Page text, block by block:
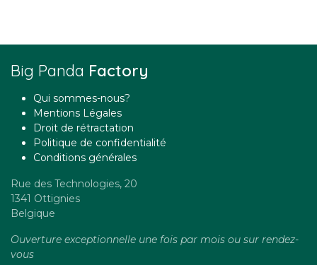
Big Panda Factory
Qui sommes-nous?
Mentions Légales
Droit de rétractation
Politique de confidentialité
Conditions générales
Rue des Technologies, 20
1341 Ottignies
Belgique
Ouverture exceptionnelle une fois par mois ou sur rendez-
vous